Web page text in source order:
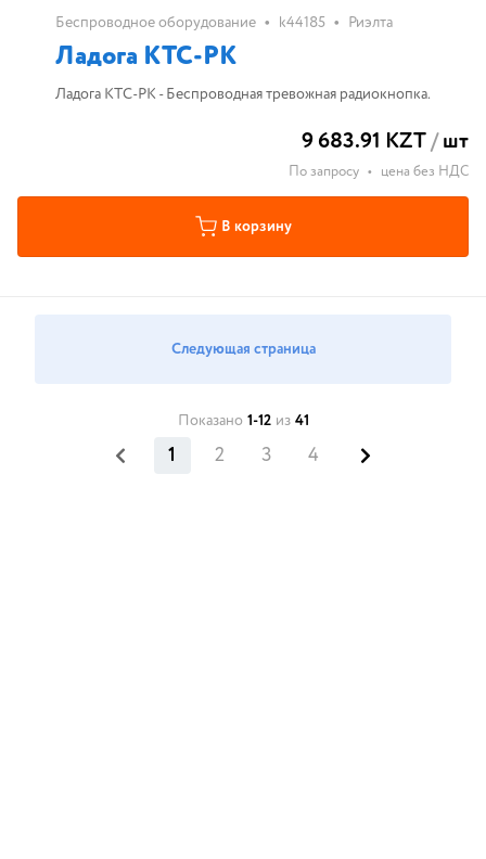
Беспроводное оборудование • k44185 • Риэлта
Ладога КТС-РК
Ладога КТС-РК - Беспроводная тревожная радиокнопка.
9 683.91 KZT/шт
По запросу • цена без НДС
В корзину
Следующая страница
Показано 1-12 из 41
1 2 3 4